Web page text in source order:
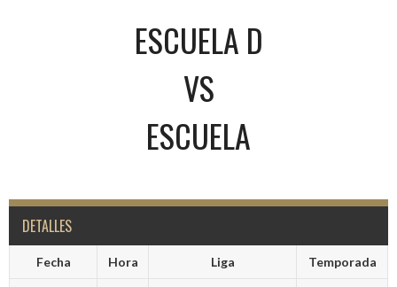
ESCUELA D
VS
ESCUELA
DETALLES
Fecha Hora Liga Temporada